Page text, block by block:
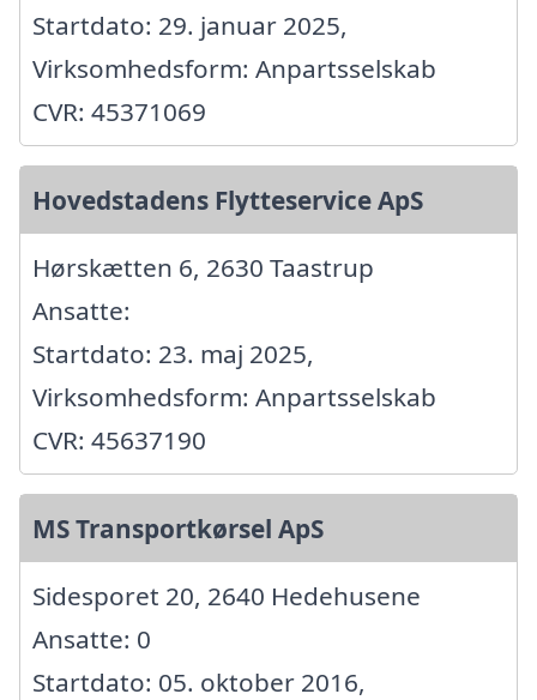
Startdato: 29. januar 2025,
Virksomhedsform: Anpartsselskab
CVR: 45371069
Hovedstadens Flytteservice ApS
Hørskætten 6, 2630 Taastrup
Ansatte:
Startdato: 23. maj 2025,
Virksomhedsform: Anpartsselskab
CVR: 45637190
MS Transportkørsel ApS
Sidesporet 20, 2640 Hedehusene
Ansatte: 0
Startdato: 05. oktober 2016,